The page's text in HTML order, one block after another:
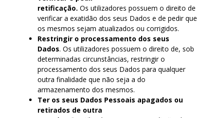
retificação.Os utilizadores possuem o direito de
verificar a exatidão dos seus Dados e de pedir que
os mesmos sejam atualizados ou corrigidos.
Restringir o processamento dos seus
Dados. Os utilizadores possuem o direito de, sob
determinadas circunstâncias, restringir o
processamento dos seus Dados para qualquer
outra finalidade que não seja a do
armazenamento dos mesmos.
Ter os seus Dados Pessoais apagados ou
retirados de outra